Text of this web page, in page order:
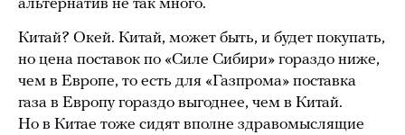
альтернатив не так много.
Китай? Окей. Китай, может быть, и будет покупать,
но цена поставок по «Силе Сибири» гораздо ниже,
чем в Европе, то есть для «Газпрома» поставка
газа в Европу гораздо выгоднее, чем в Китай.
Но в Китае тоже сидят вполне здравомыслящие